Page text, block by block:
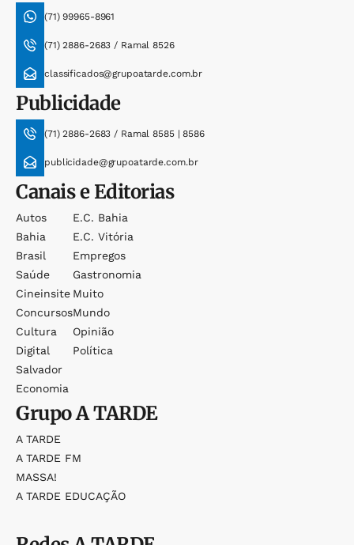
(71) 99965-8961
(71) 2886-2683 / Ramal 8526
classificados@grupoatarde.com.br
Publicidade
(71) 2886-2683 / Ramal 8585 | 8586
publicidade@grupoatarde.com.br
Canais e Editorias
Autos
Bahia
Brasil
Saúde
Cineinsite
Concursos
Cultura
Digital
Salvador
Economia
E.c. Bahia
E.c. Vitória
Empregos
Gastronomia
Muito
Mundo
Opinião
Política
GrupoA TARDE
A TARDE
A TARDE FM
MASSA!
A TARDE EDUCAÇÃO